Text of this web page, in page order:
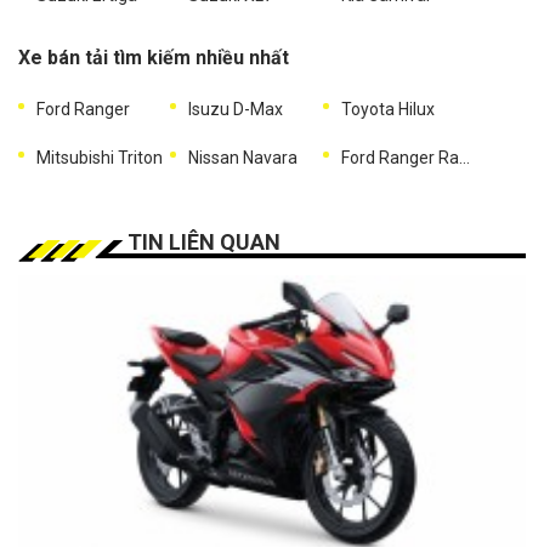
Xe bán tải tìm kiếm nhiều nhất
Ford Ranger Isuzu D-Max Toyota Hilux
Mitsubishi Triton Nissan Navara
TIN LIÊN QUAN